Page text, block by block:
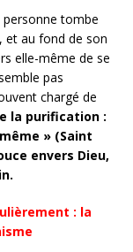
personne tombe
et au fond de son
elle-même de se
pas
chargé de
la purification :
» (Saint
envers Dieu,
: la